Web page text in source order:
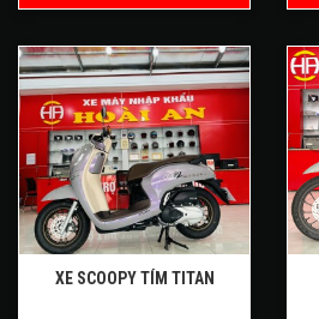
XE SCOOPY TÍM TITAN